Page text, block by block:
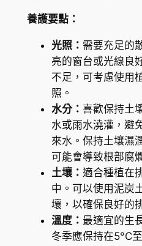
i養護要點：
光照： 需要充足的
亮的窗台或光線良
不足，可考慮使用
照。
水分： 喜歡保持土
水或雨水澆灌，避
來水。保持土壤濕
可能會導致根部腐
土壤： 適合種植在
中。可以使用泥炭
壤，以確保良好的
溫度： 最適宜的生
冬季應保持在5°C